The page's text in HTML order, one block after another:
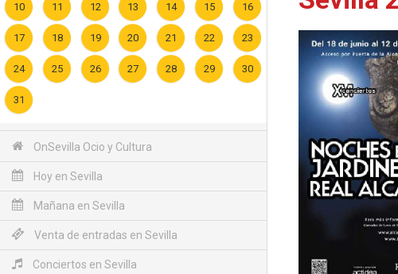
10 11 12 13 14 15 16
17 18 19 20 21 22 23
24 25 26 27 28 29 30
31
OnSevilla Ocio y Cultura
Hoy en Sevilla
Mañana en Sevilla
Venta de entradas en Sevilla
Conciertos en Sevilla